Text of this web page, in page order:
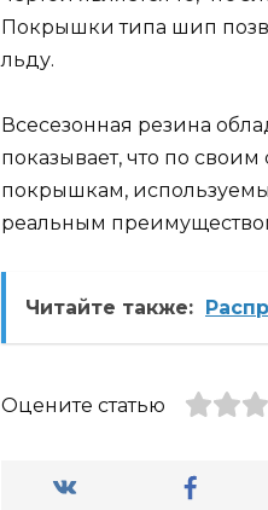
Покрышки типа шип
льду.
Всесезонная резина
показывает, что по
покрышкам,
реальным
Читайте также:
Оцените статью